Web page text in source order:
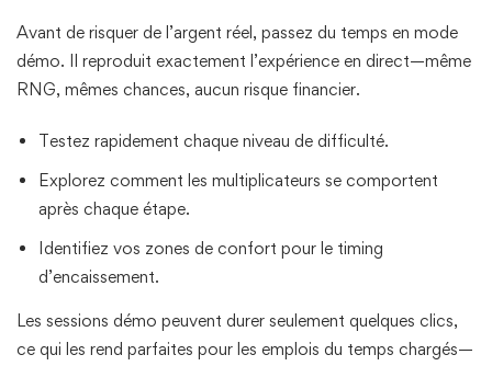
Avant de risquer de l’argent réel, passez du temps en mode
démo. Il reproduit exactement l’expérience en direct—même
RNG, mêmes chances, aucun risque financier.
Testez rapidement chaque niveau de difficulté.
Explorez comment les multiplicateurs se comportent
après chaque étape.
Identifiez vos zones de confort pour le timing
d’encaissement.
Les sessions démo peuvent durer seulement quelques clics,
ce qui les rend parfaites pour les emplois du temps chargés—